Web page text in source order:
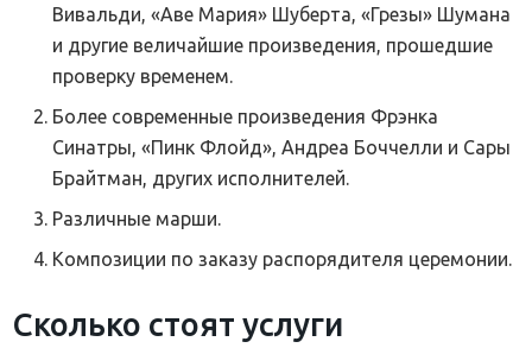
Вивальди, «Аве Мария» Шуберта, «Грезы» Шумана
и другие величайшие произведения, прошедшие
проверку временем.
Более современные произведения Фрэнка
Синатры, «Пинк Флойд», Андреа Боччелли и Сары
Брайтман, других исполнителей.
Различные марши.
Композиции по заказу распорядителя церемонии.
Сколько стоят услуги